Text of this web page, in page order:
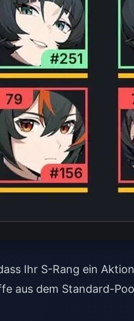
Ihr S-Rang ein
aus dem Standard-